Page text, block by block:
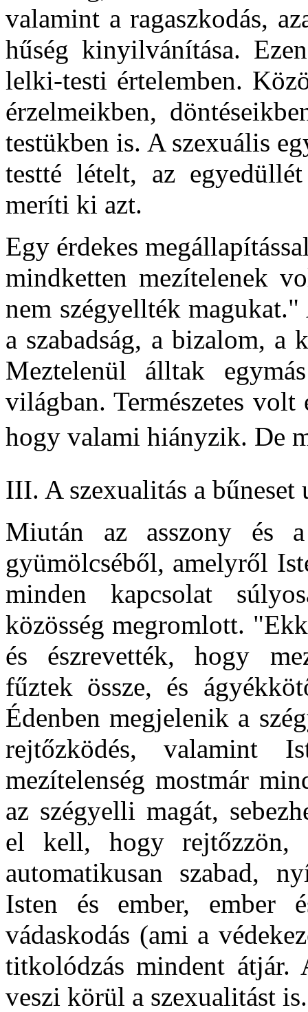
valamint a ragaszkodás,
hűség kinyilvánítása.
lelki-testi értelemben.
érzelmeikben,
testükben is. A szexuális
testté lételt, az
meríti ki azt.
Egy érdekes
mindketten mezítelenek
nem szégyellték
a szabadság, a bizalom, a
Meztelenül álltak
világban. Természetes
hogy valami hiányzik. De
III. A szexualitás a bűneset
Miután az asszony és
gyümölcséből, amelyről
minden kapcsolat
közösség megromlott.
és észrevették, hogy
fűztek össze, és
Édenben megjelenik a
rejtőzködés, valamint
mezítelenség mostmár
az szégyelli magát,
el kell, hogy
automatikusan szabad,
Isten és ember, ember
vádaskodás (ami a
titkolódzás mindent átjár.
veszi körül a szexualitást is.